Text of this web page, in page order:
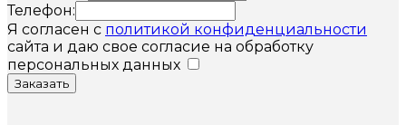
Телефон:
Я согласен с политикой конфиденциальности
сайта и даю свое согласие на обработку
персональных данных
Заказать